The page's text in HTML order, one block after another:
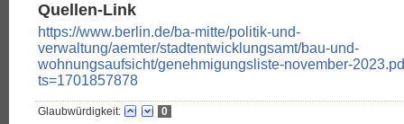
Quellen-Link
https://www.berlin.de/ba-mitte/politik-und-
verwaltung/aemter/stadtentwicklungsamt/bau-und-
wohnungsaufsicht/genehmigungsliste-november-
ts=1701857878
Glaubwürdigkeit: 0